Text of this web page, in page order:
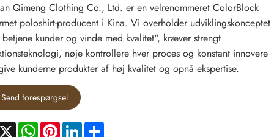
Qimeng Clothing Co., Ltd. er en velrenommeret ColorBlock
poloshirt-producent i Kina. Vi overholder udviklingskonceptet
kunder og vinde med kvalitet", kræver strengt
nøje kontrollere hver proces og konstant innovere
kunderne produkter af høj kvalitet og opnå ekspertise.
Send forespørgsel
X WhatsApp
PinterestLinkedInShare